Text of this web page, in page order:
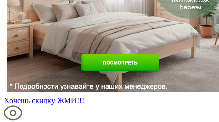
Хочешь скидку ЖМИ!!!